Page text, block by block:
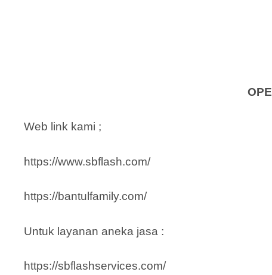
Web link kami ;
https://www.sbflash.com/
https://bantulfamily.com/
Untuk layanan aneka jasa :
https://sbflashservices.com/